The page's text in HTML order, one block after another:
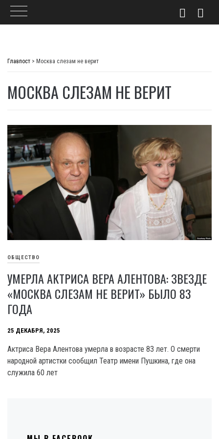
Главпост > Москва слезам не верит
МОСКВА СЛЕЗАМ НЕ ВЕРИТ
ОБЩЕСТВО
УМЕРЛА АКТРИСА ВЕРА АЛЕНТОВА: ЗВЕЗДЕ
«МОСКВА СЛЕЗАМ НЕ ВЕРИТ» БЫЛО 83
ГОДА
25 ДЕКАБРЯ, 2025
Актриса Вера Алентова умерла в возрасте 83 лет. О смерти
народной артистки сообщил Театр имени Пушкина, где она
служила 60 лет